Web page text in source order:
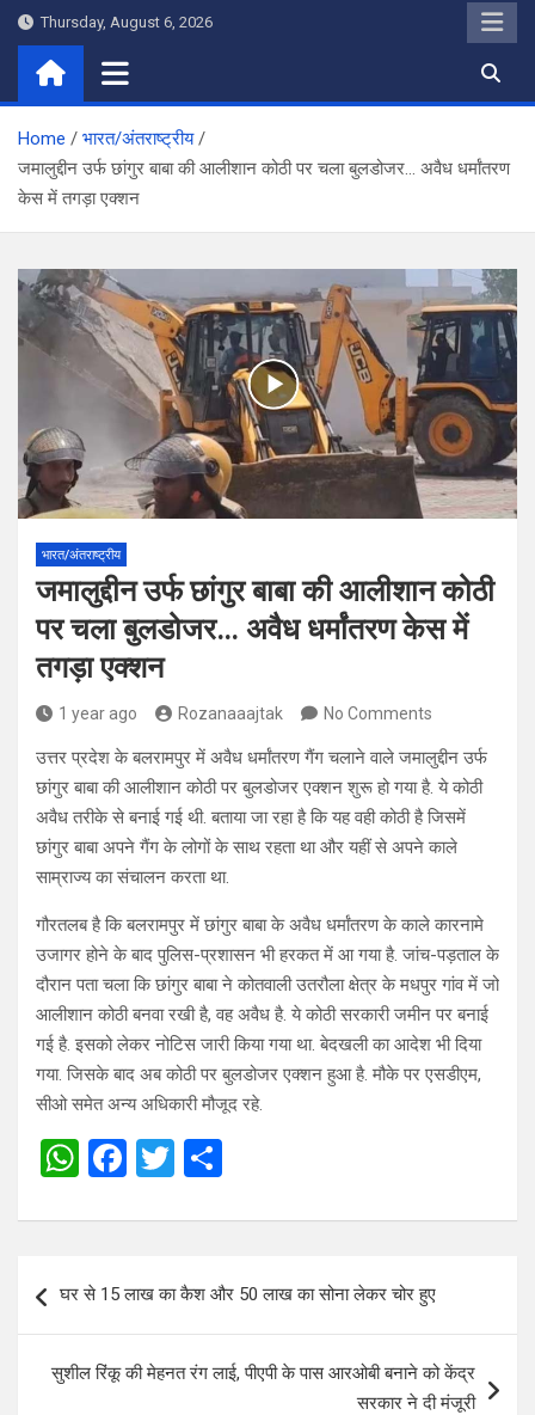
Skip
content
Thursday, August 6, 2026
Home
भारत/अंतराष्ट्रीय
जमालुद्दीन उर्फ छांगुर बाबा की आलीशान कोठी पर चला बुलडोजर… अवैध धर्मांतरण
केस में तगड़ा एक्शन
भारत/अंतराष्ट्रीय
जमालुद्दीन उर्फ छांगुर बाबा की आलीशान कोठी
पर चला बुलडोजर… अवैध धर्मांतरण केस में
तगड़ा एक्शन
1 year ago Rozanaaajtak No Comments
उत्तर प्रदेश के बलरामपुर में अवैध धर्मांतरण गैंग चलाने वाले जमालुद्दीन उर्फ ​​
छांगुर बाबा की आलीशान कोठी पर बुलडोजर एक्शन शुरू हो गया है. ये कोठी
अवैध तरीके से बनाई गई थी. बताया जा रहा है कि यह वही कोठी है जिसमें
छांगुर बाबा अपने गैंग के लोगों के साथ रहता था और यहीं से अपने काले
साम्राज्य का संचालन करता था.
गौरतलब है कि बलरामपुर में छांगुर बाबा के अवैध धर्मांतरण के काले कारनामे
उजागर होने के बाद पुलिस-प्रशासन भी हरकत में आ गया है. जांच-पड़ताल के
दौरान पता चला कि छांगुर बाबा ने कोतवाली उतरौला क्षेत्र के मधपुर गांव में जो
आलीशान कोठी बनवा रखी है, वह अवैध है. ये कोठी सरकारी जमीन पर बनाई
गई है. इसको लेकर नोटिस जारी किया गया था. बेदखली का आदेश भी दिया
गया. जिसके बाद अब कोठी पर बुलडोजर एक्शन हुआ है. मौके पर एसडीएम,
सीओ समेत अन्य अधिकारी मौजूद रहे.
W
at
s
A
p
p
F
ce
o
o
k
T
tt
er
ar
e
navigation
घर से 15 लाख का कैश और 50 लाख का सोना लेकर चोर हुए
सुशील रिंकू की मेहनत रंग लाई, पीएपी के पास आरओबी बनाने को केंद्र
सरकार ने दी मंजूरी